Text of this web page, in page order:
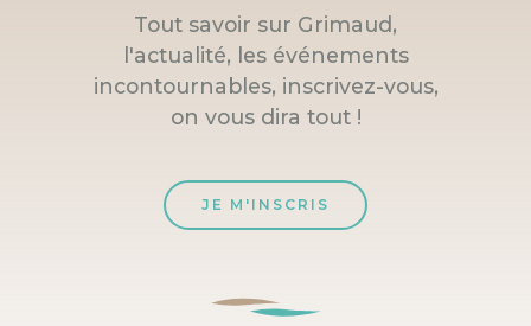
Tout savoir sur Grimaud,
l'actualité, les événements
incontournables, inscrivez-vous,
on vous dira tout !
JE M'INSCRIS